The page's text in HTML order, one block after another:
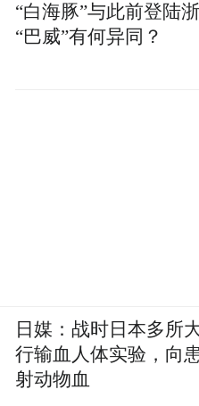
“白海豚”与此前登陆
“巴威”有何异同？
日媒：战时日本多所
行输血人体实验，向
射动物血